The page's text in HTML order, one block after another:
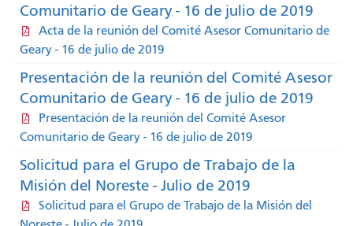
Comunitario de Geary - 16 de julio de 2019
Acta de la reunión del Comité Asesor Comunitario de
Geary - 16 de julio de 2019
Presentación de la reunión del Comité Asesor
Comunitario de Geary - 16 de julio de 2019
Presentación de la reunión del Comité Asesor
Comunitario de Geary - 16 de julio de 2019
Solicitud para el Grupo de Trabajo de la
Misión del Noreste - Julio de 2019
Solicitud para el Grupo de Trabajo de la Misión del